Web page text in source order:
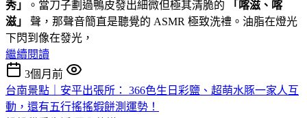
秀」
。當刀子劃過鴨皮發出細微但極其清脆的
「喀滋、喀
滋」
聲，那聲音簡直是聽覺的 ASMR 極致洗禮。油脂在燈光
下閃到像在發光，
繼續閱讀
3個月前
台南景點｜安平出張所： 366色生日彩鹽、超萌水豚一家人互
動，還有五行搖搖蝦餅測運勢！